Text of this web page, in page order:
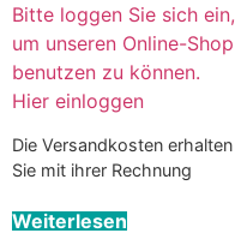
Bitte loggen Sie sich ein,
um unseren Online-Shop
benutzen zu können.
Hier einloggen
Die Versandkosten erhalten
Sie mit ihrer Rechnung
Weiterlesen